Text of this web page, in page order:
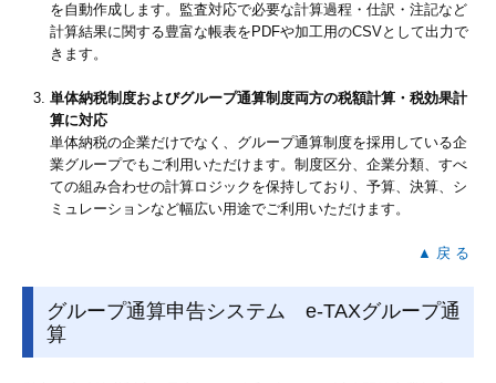
を自動作成します。監査対応で必要な計算過程・仕訳・注記など
計算結果に関する豊富な帳表をPDFや加工用のCSVとして出力で
きます。
単体納税制度およびグループ通算制度両方の税額計算・税効果計
算に対応
単体納税の企業だけでなく、グループ通算制度を採用している企
業グループでもご利用いただけます。制度区分、企業分類、すべ
ての組み合わせの計算ロジックを保持しており、予算、決算、シ
ミュレーションなど幅広い用途でご利用いただけます。
▲ 戻 る
グループ通算申告システム e-TAXグループ通
算